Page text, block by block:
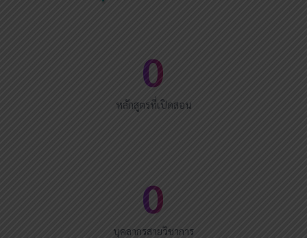
0
หลักสูตรที่เปิดสอน
0
บุคลากรสายวิชาการ